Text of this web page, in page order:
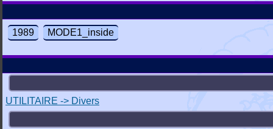
1989 MODE1_inside
UTILITAIRE -> Divers